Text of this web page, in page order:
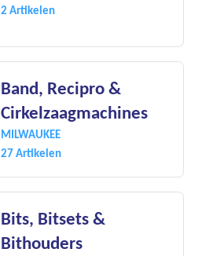
2 Artikelen
Band, Recipro &
Cirkelzaagmachines
MILWAUKEE
27 Artikelen
Bits, Bitsets &
Bithouders